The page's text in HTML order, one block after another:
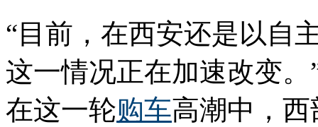
“目前，在西安还是以自
这一情况正在加速改变
在这一轮购车高潮中，